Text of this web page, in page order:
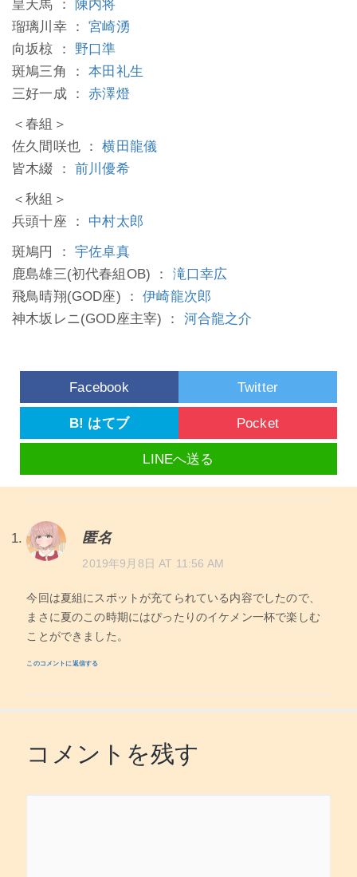
皇天馬 ：
陳内将
瑠璃川幸 ：宮崎湧
向坂椋 ： 野口準
斑鳩三角 ：本田礼生
三好一成 ：赤澤燈
＜春組＞
佐久間咲也 ：横田龍儀
皆木綴 ：前川優希
＜秋組＞
兵頭十座 ： 中村太郎
斑鳩円 ：宇佐卓真
鹿島雄三(初代春組OB) ： 滝口幸広
飛鳥晴翔(GOD座) ：伊崎龍次郎
神木坂レニ(GOD座主宰) ： 河合龍之介
Facebook Twitter
B! はてブ Pocket
LINEへ送る
匿名
2019年9月8日 AT 11:56 AM
今回は夏組にスポットが充てられている内容でしたので、
まさに夏のこの時期にはぴったりのイケメン一杯で楽しむ
ことができました。
このコメントに返信する
コメントを残す